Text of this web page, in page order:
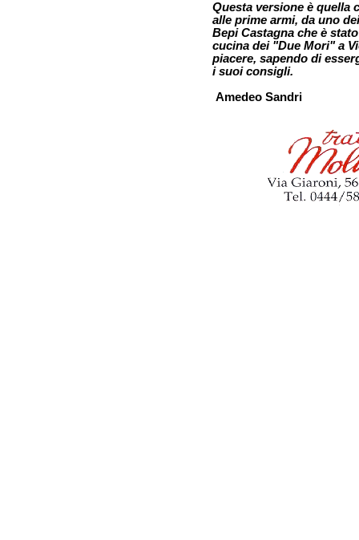
Questa versione è quella
alle prime armi, da uno
Bepi Castagna che è
cucina dei "Due Mori" a
piacere, sapendo di
i suoi consigli.
Amedeo Sandri